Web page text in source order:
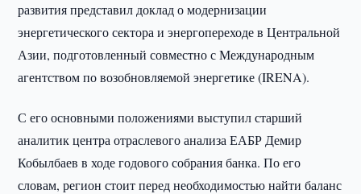
развития представил доклад о модернизации
энергетического сектора и энергопереходе в Центральной
Азии, подготовленный совместно с Международным
агентством по возобновляемой энергетике (IRENA).
С его основными положениями выступил старший
аналитик центра отраслевого анализа ЕАБР Демир
Кобылбаев в ходе годового собрания банка. По его
словам, регион стоит перед необходимостью найти баланс